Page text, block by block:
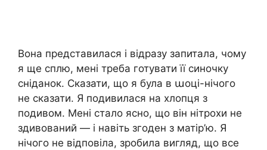
Вона представилася і відразу запитала, чому
я ще сплю, мені треба готувати її синочку
сніданок. Сказати, що я була в աоці-нічого
не сказати. Я подивилася на хлопця з
подивом. Мені стало ясно, що він нітрохи не
здивований — і навіть згоден з матір’ю. Я
нічого не відповіла, зробила вигляд, що все